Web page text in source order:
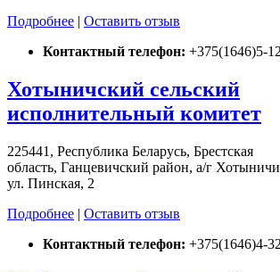
Подробнее | Оставить отзыв
Контактный телефон: +375(1646)5-
Хотыничский сельский
исполнительный комитет
225441, Республика Беларусь, Брестская
область, Ганцевичский район, а/г
ул. Пинская, 2
Подробнее | Оставить отзыв
Контактный телефон: +375(1646)4-